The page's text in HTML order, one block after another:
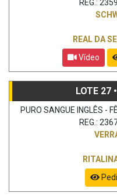
REG.:
REAL DA
Vídeo
LOTE 27
PURO SANGUE INGLÊS -
REG.: